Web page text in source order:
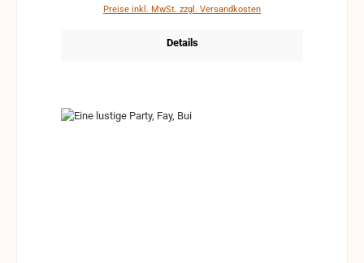
Preise inkl. MwSt. zzgl. Versandkosten
Details